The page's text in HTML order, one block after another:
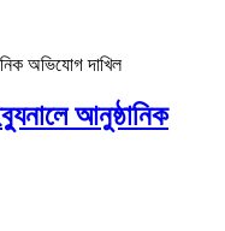
আনুষ্ঠানিক